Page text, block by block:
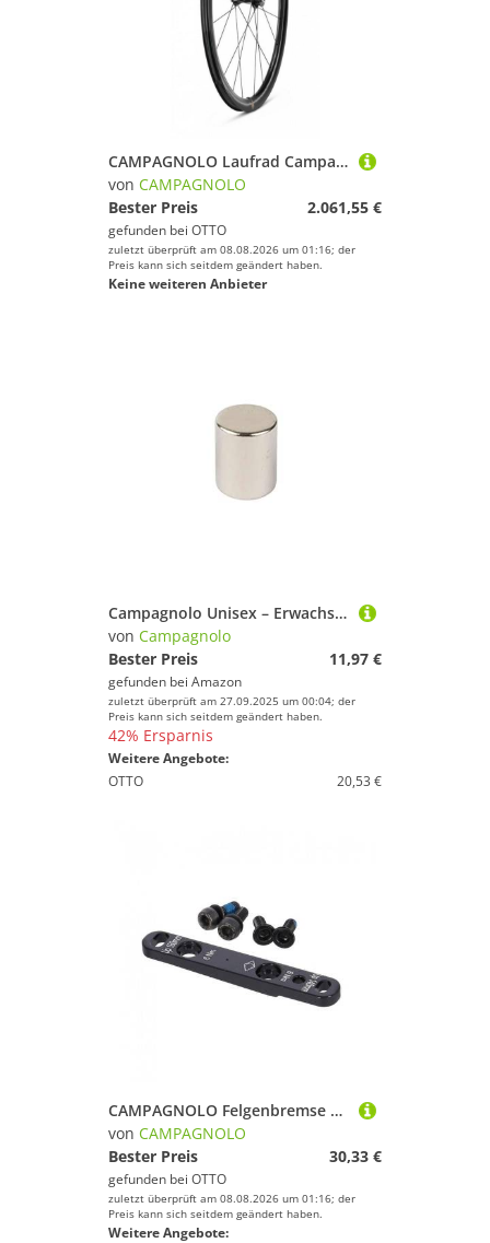
CAMPAGNOLO Laufrad Campagnolo VR-Laufrad Hyperon Ultra 2WF DB WC4011AF0A100, 28\", 2WF, C"
von CAMPAGNOLO
Bester Preis
2.061,55 €
gefunden bei OTTO
zuletzt überprüft am 08.08.2026 um 01:16; der
Preis kann sich seitdem geändert haben.
Keine weiteren Anbieter
Campagnolo Unisex – Erwachsene Multifunktionswerkzeug-2653611806 Multifunktionswerkzeug, Alumin, Einheitsgröße
von Campagnolo
Bester Preis
11,97 €
gefunden bei Amazon
zuletzt überprüft am 27.09.2025 um 00:04; der
Preis kann sich seitdem geändert haben.
42% Ersparnis
Weitere Angebote:
OTTO
20,53 €
CAMPAGNOLO Felgenbremse Campagnolo VR-Zange Adapter AC21-DBADF +2Schrauben
von CAMPAGNOLO
Bester Preis
30,33 €
gefunden bei OTTO
zuletzt überprüft am 08.08.2026 um 01:16; der
Preis kann sich seitdem geändert haben.
Weitere Angebote: